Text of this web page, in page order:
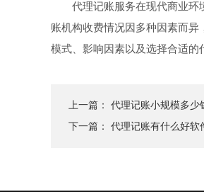
代理记账服务在现代商业环
账机构收费情况因多种因素而
模式、影响因素以及选择合适的
上一篇： 代理记账小规模多少
下一篇： 代理记账有什么好软